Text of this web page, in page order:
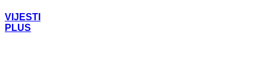
VIJESTI
PLUS